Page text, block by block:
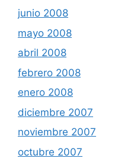
junio 2008
mayo 2008
abril 2008
febrero 2008
enero 2008
diciembre 2007
noviembre 2007
octubre 2007